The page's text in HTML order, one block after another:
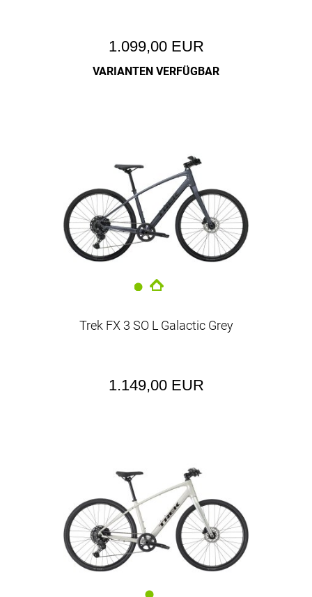
1.099,00 EUR
VARIANTEN VERFÜGBAR
Trek FX 3 SO L Galactic Grey
1.149,00 EUR